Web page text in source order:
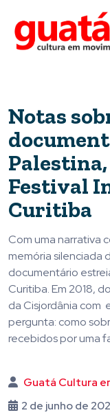
Notas
Festival
Curitiba
Com uma narrativa
memória silenciada
documentário
Curitiba. Em 2018,
da Cisjordânia com
pergunta: como
recebidos por uma
Guatá Cultura
2 de junho de